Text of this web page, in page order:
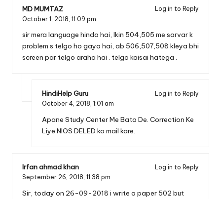
MD MUMTAZ
Log in to Reply
October 1, 2018, 11:09 pm
sir mera language hinda hai, lkin 504,505 me sarvar k
problem s telgo ho gaya hai, ab 506,507,508 kleya bhi
screen par telgo araha hai . telgo kaisai hatega .
HindiHelp Guru
Log in to Reply
October 4, 2018, 1:01 am
Apane Study Center Me Bata De. Correction Ke
Liye NIOS DELED ko mail kare.
Irfan ahmad khan
Log in to Reply
September 26, 2018, 11:38 pm
Sir, today on 26-09-2018 i write a paper 502 but